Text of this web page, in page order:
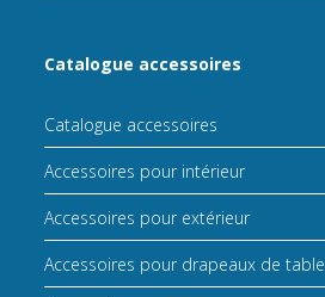
Catalogue accessoires
Catalogue accessoires
Accessoires pour intérieur
Accessoires pour extérieur
Accessoires pour drapeaux de table